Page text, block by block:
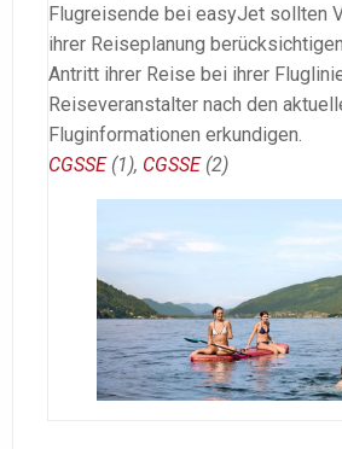
Flugreisende bei easyJet sollten
ihrer Reiseplanung
Antritt ihrer Reise bei ihrer
Reiseveranstalter nach den
Fluginformationen erkundigen.
CGSSE(1), CGSSE(2)